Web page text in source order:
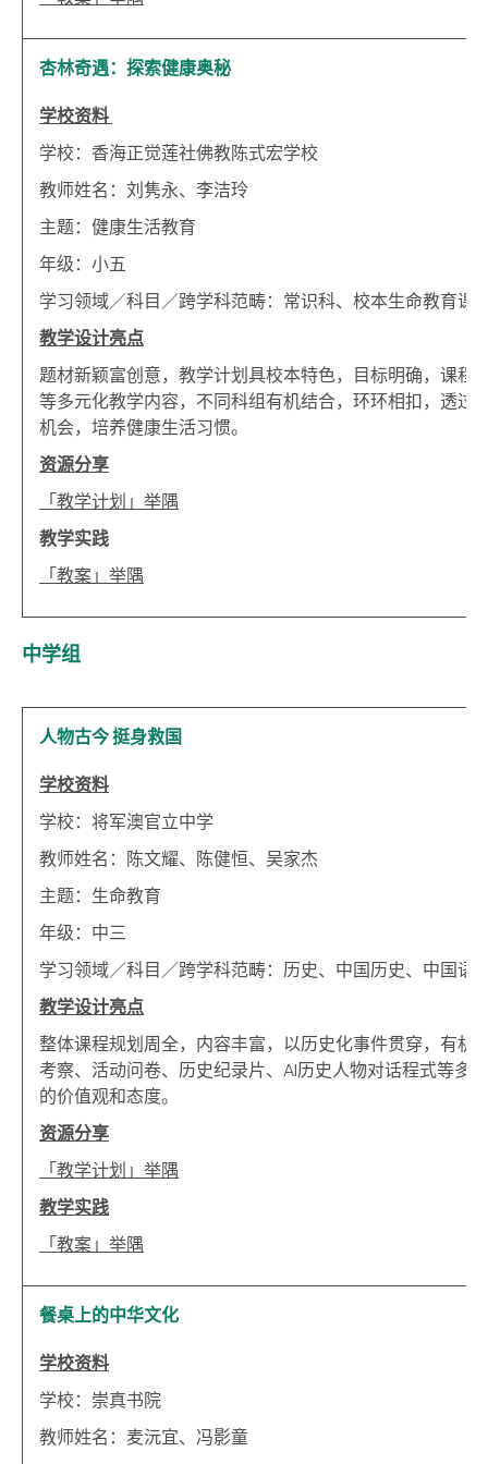
杏林奇遇：探索健康奥秘
学校资料
学校：香海正觉莲社佛教陈式宏学校
教师姓名：刘隽永、李洁玲
主题：健康生活教育
年级：小五
学习领域／科目／跨学科范畴：常识科、校本生命教育课
教学设计亮点
题材新颖富创意，教学计划具校本特色，目标明确，课程
等多元化教学内容，不同科组有机结合，环环相扣，透过
机会，培养健康生活习惯。
资源分享
「教学计划」举隅
教学实践
「教案」举隅
中学组
人物古今 挺身救国
学校资料
学校：将军澳官立中学
教师姓名：陈文耀、陈健恒、吴家杰
主题：生命教育
年级：中三
学习领域／科目／跨学科范畴：历史、中国历史、中国语
教学设计亮点
整体课程规划周全，内容丰富，以历史化事件贯穿，有机
考察、活动问卷、历史纪录片、 AI历史人物对话程式等多
的价值观和态度。
资源分享
「教学计划」举隅
教学实践
「教案」举隅
餐桌上的中华文化
学校资料
学校：崇真书院
教师姓名：麦沅宜、冯影童